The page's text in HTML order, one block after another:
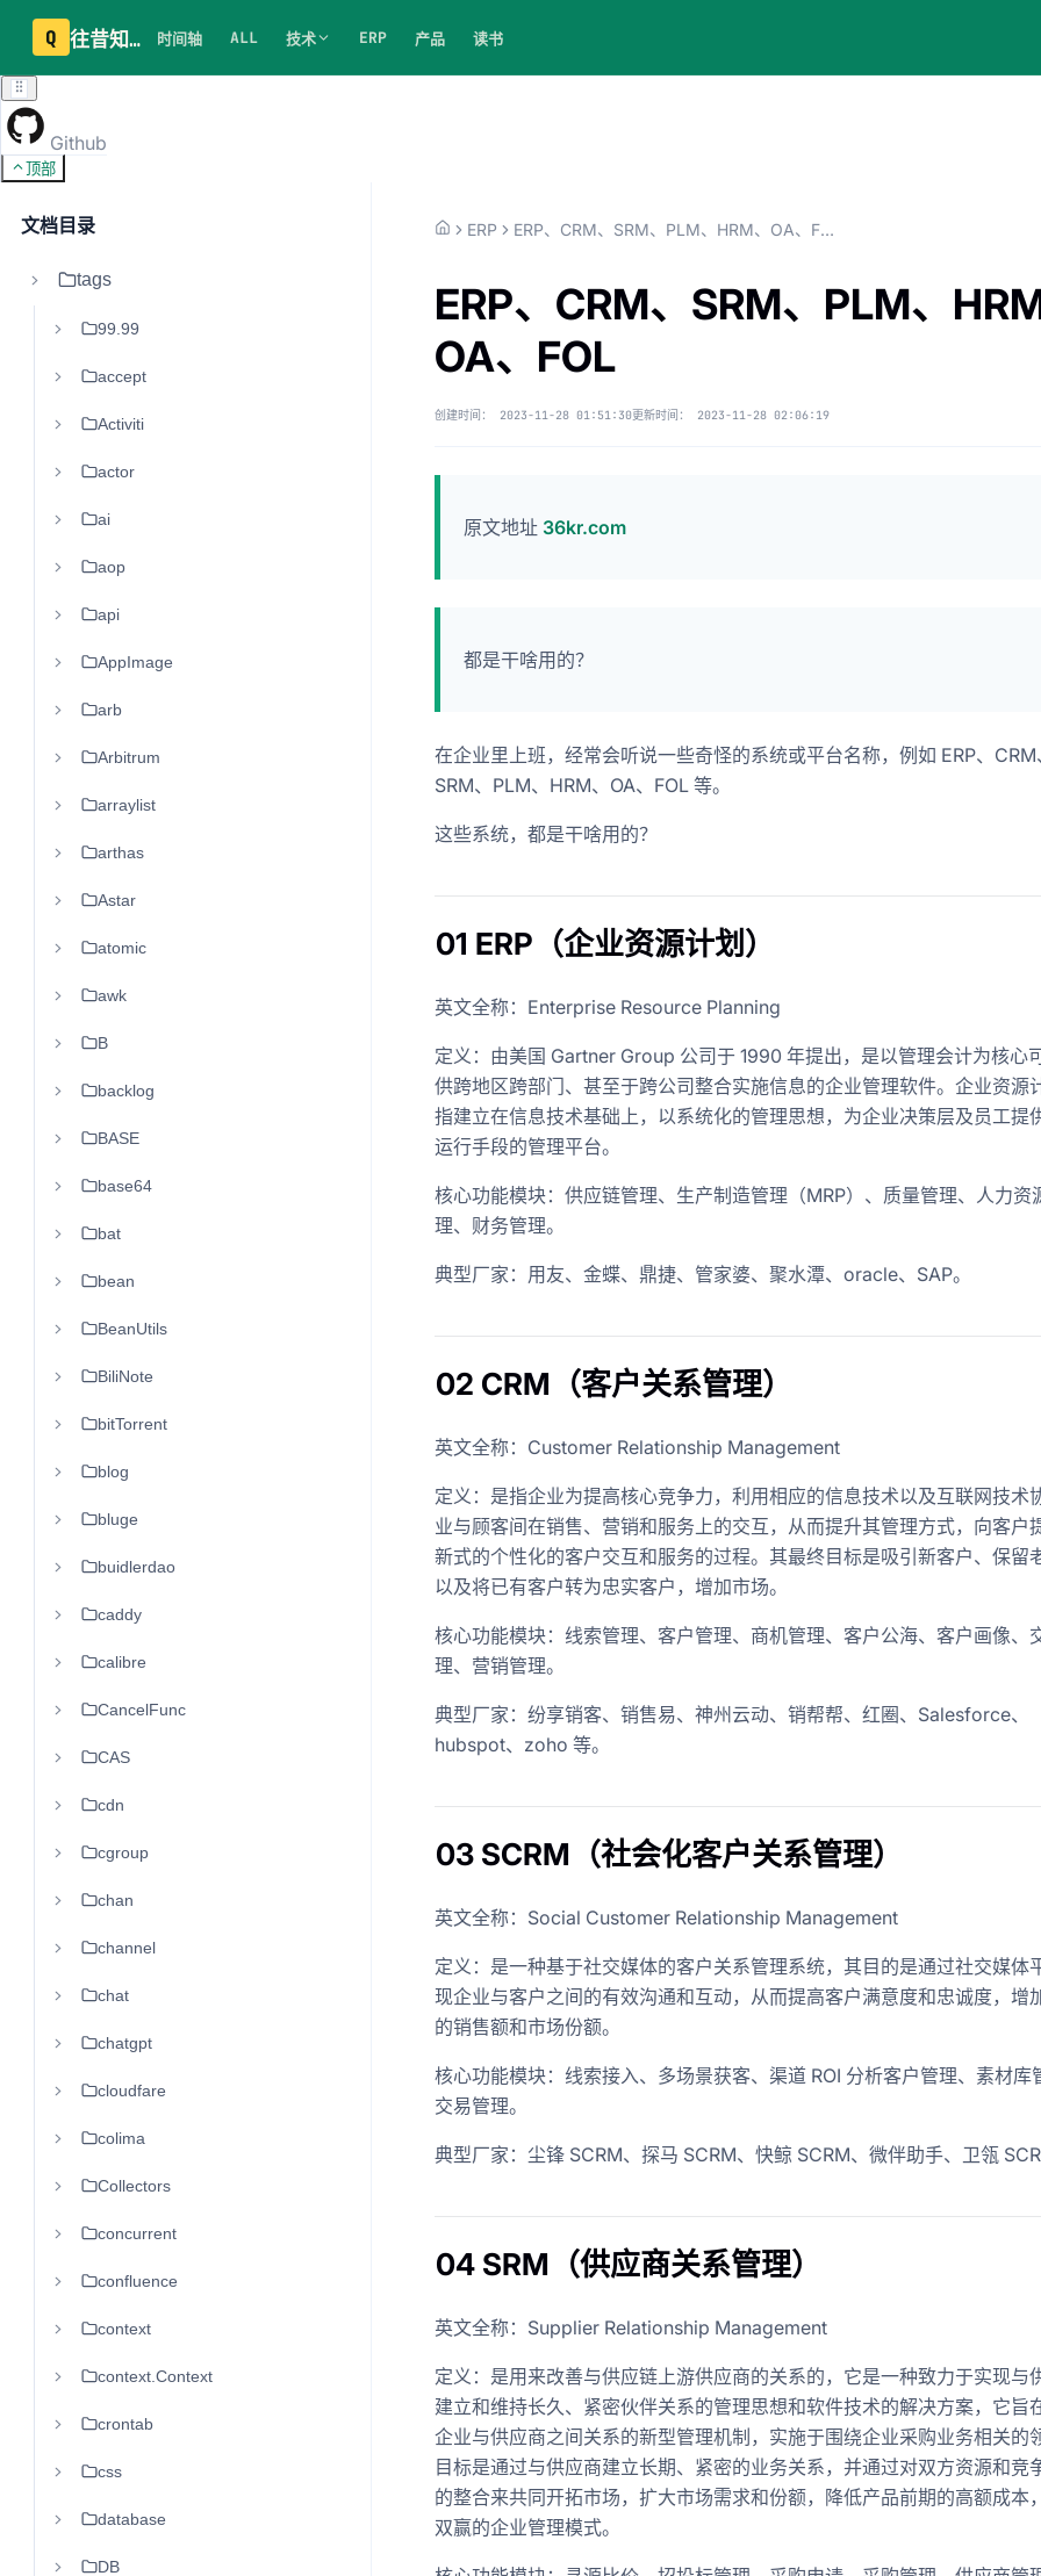
Q 往昔知识库 时间轴 ALL 技术 ERP 产品 读书
Github
顶部
文档目录
tags
99.99
accept
Activiti
actor
ai
aop
api
AppImage
arb
Arbitrum
arraylist
arthas
Astar
atomic
awk
B
backlog
BASE
base64
bat
bean
BeanUtils
BiliNote
bitTorrent
blog
bluge
buidlerdao
caddy
calibre
CancelFunc
CAS
cdn
cgroup
chan
channel
chat
chatgpt
cloudfare
colima
Collectors
concurrent
confluence
context
context.Context
crontab
css
database
DB
ERP ERP、CRM、SRM、PLM、HRM、OA、FOL
ERP、CRM、SRM、PLM、HRM
OA、FOL
创建时间： 2023-11-28 01:51:30更新时间： 2023-11-28 02:06:19
原文地址 36kr.com
都是干啥用的？
在企业里上班，经常会听说一些奇怪的系统或平台名称，例如 ERP、CRM
SRM、PLM、HRM、OA、FOL 等。
这些系统，都是干啥用的？
01 ERP（企业资源计划）
英文全称：Enterprise Resource Planning
定义：由美国 Gartner Group 公司于 1990 年提出，是以管理会计为核心
供跨地区跨部门、甚至于跨公司整合实施信息的企业管理软件。企业资源
指建立在信息技术基础上，以系统化的管理思想，为企业决策层及员工提
运行手段的管理平台。
核心功能模块：供应链管理、生产制造管理（MRP）、质量管理、人力资
理、财务管理。
典型厂家：用友、金蝶、鼎捷、管家婆、聚水潭、oracle、SAP。
02 CRM（客户关系管理）
英文全称：Customer Relationship Management
定义：是指企业为提高核心竞争力，利用相应的信息技术以及互联网技术
业与顾客间在销售、营销和服务上的交互，从而提升其管理方式，向客户
新式的个性化的客户交互和服务的过程。其最终目标是吸引新客户、保留
以及将已有客户转为忠实客户，增加市场。
核心功能模块：线索管理、客户管理、商机管理、客户公海、客户画像、
理、营销管理。
典型厂家：纷享销客、销售易、神州云动、销帮帮、红圈、Salesforce、
hubspot、zoho 等。
03 SCRM（社会化客户关系管理）
英文全称：Social Customer Relationship Management
定义：是一种基于社交媒体的客户关系管理系统，其目的是通过社交媒体
现企业与客户之间的有效沟通和互动，从而提高客户满意度和忠诚度，增
的销售额和市场份额。
核心功能模块：线索接入、多场景获客、渠道 ROI 分析客户管理、素材库
交易管理。
典型厂家：尘锋 SCRM、探马 SCRM、快鲸 SCRM、微伴助手、卫瓴
04 SRM（供应商关系管理）
英文全称：Supplier Relationship Management
定义：是用来改善与供应链上游供应商的关系的，它是一种致力于实现与
建立和维持长久、紧密伙伴关系的管理思想和软件技术的解决方案，它旨
企业与供应商之间关系的新型管理机制，实施于围绕企业采购业务相关的
目标是通过与供应商建立长期、紧密的业务关系，并通过对双方资源和竞
的整合来共同开拓市场，扩大市场需求和份额，降低产品前期的高额成本
双赢的企业管理模式。